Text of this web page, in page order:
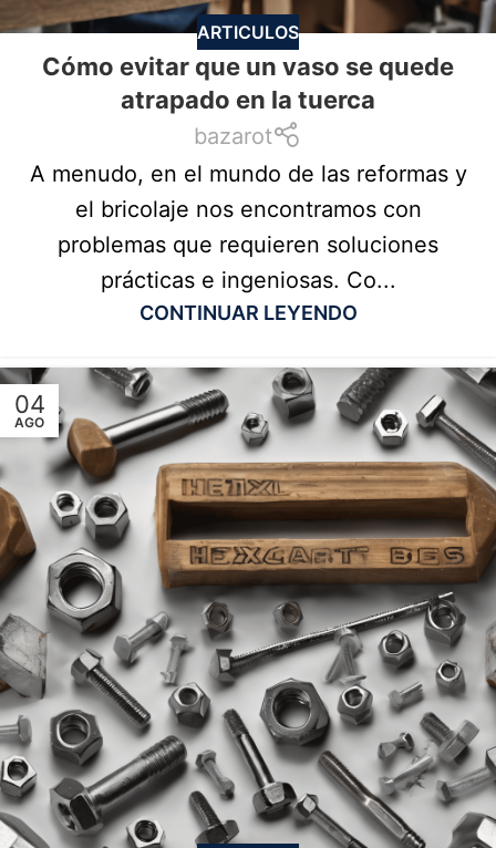
ARTICULOS
Cómo evitar que un vaso se quede
atrapado en la tuerca
bazarot
A menudo, en el mundo de las reformas y
el bricolaje nos encontramos con
problemas que requieren soluciones
prácticas e ingeniosas. Co...
CONTINUAR LEYENDO
04
AGO